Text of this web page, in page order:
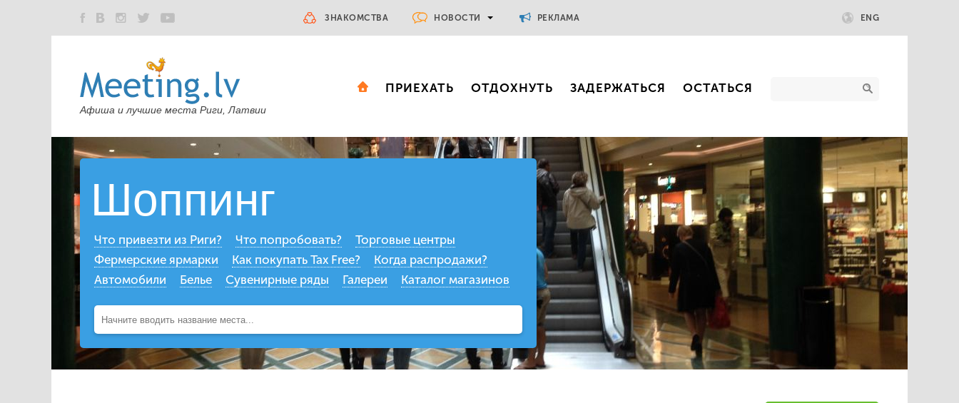
ЗНАКОМСТВА НОВОСТИ РЕКЛАМА ENG
Афиша и лучшие места Риги, Латвии
ПРИЕХАТЬ ОТДОХНУТЬ ЗАДЕРЖАТЬСЯ ОСТАТЬСЯ
Шоппинг
Что привезти из Риги? Что попробовать?
Торговые центры
Фермерские ярмарки
Как покупать Tax Free?
Когда распродажи?
Автомобили
Белье Сувенирные ряды Галереи Каталог магазинов